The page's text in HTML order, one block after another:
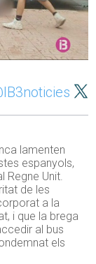
lamenten
espanyols,
Regne Unit.
de les
a la
i que la brega
al bus
els